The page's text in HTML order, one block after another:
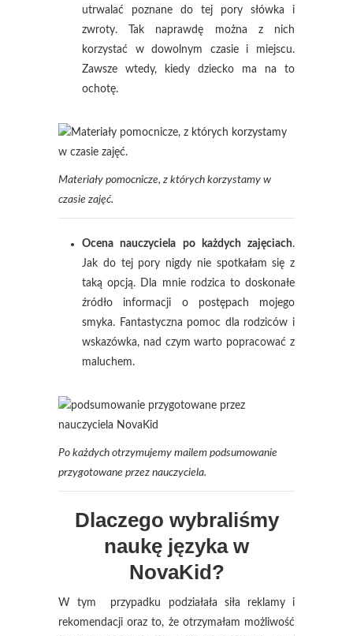
utrwalać poznane do tej pory słówka i
zwroty. Tak naprawdę można z nich
korzystać w dowolnym czasie i miejscu.
Zawsze wtedy, kiedy dziecko ma na to
ochotę.
Materiały pomocnicze, z których korzystamy w
czasie zajęć.
Ocena nauczyciela po każdych zajęciach.
Jak do tej pory nigdy nie spotkałam się z
taką opcją. Dla mnie rodzica to doskonałe
źródło informacji o postępach mojego
smyka. Fantastyczna pomoc dla rodziców i
wskazówka, nad czym warto popracować z
maluchem.
Po każdych otrzymujemy mailem podsumowanie
przygotowane przez nauczyciela.
Dlaczego wybraliśmy
naukę języka w
NovaKid?
W tym przypadku podziałała siła reklamy i
rekomendacji oraz to, że otrzymałam możliwość